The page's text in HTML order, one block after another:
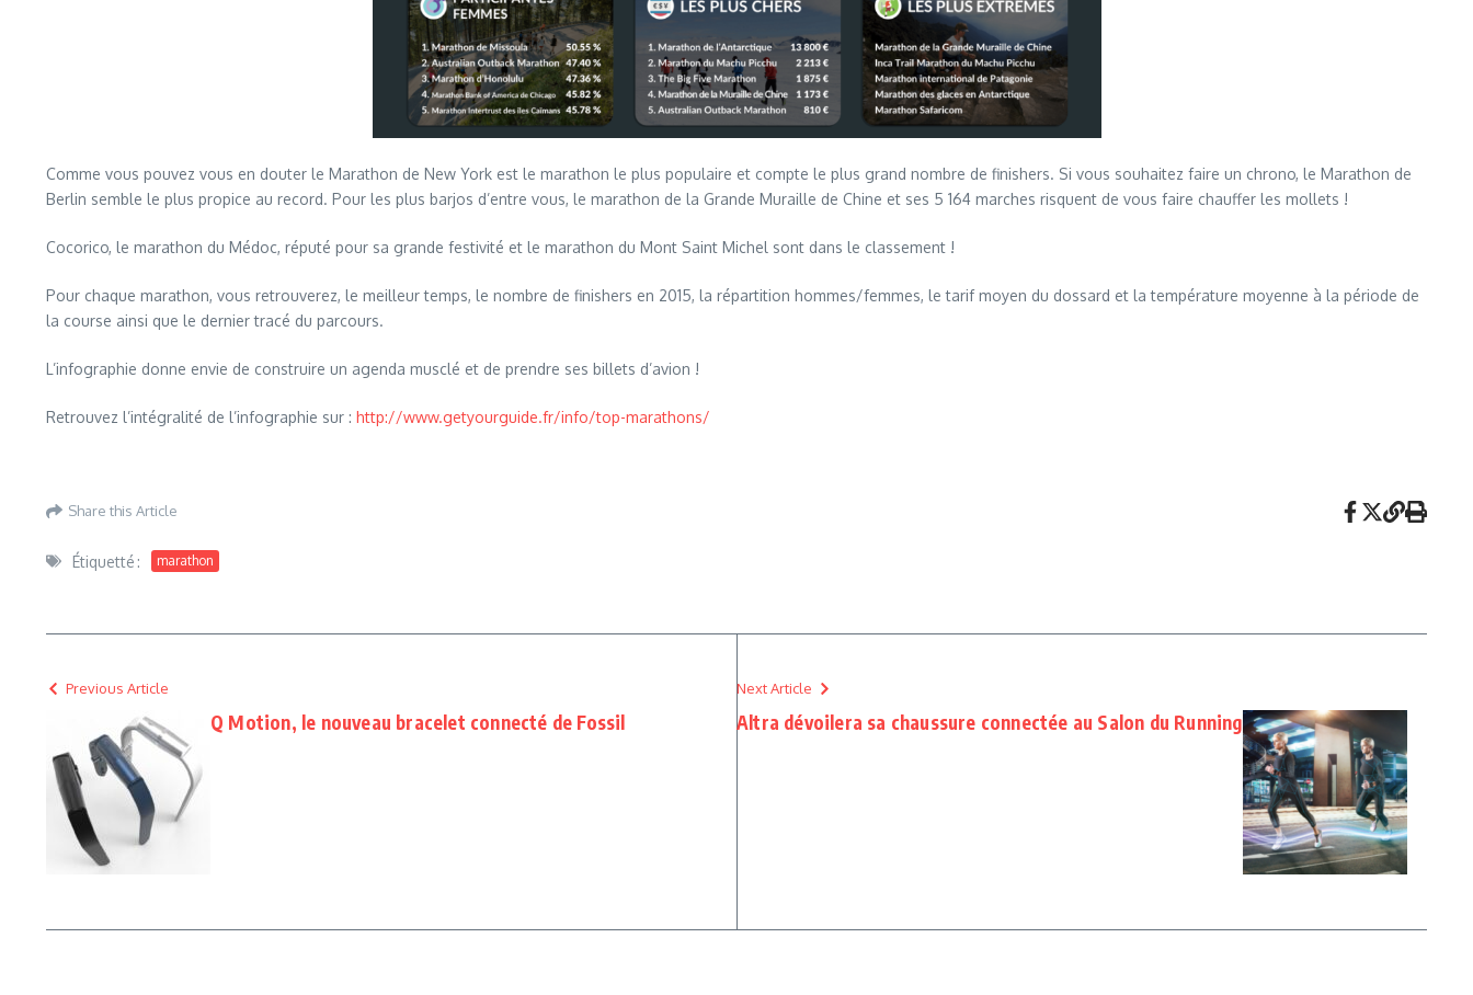
Comme vous pouvez vous en douter le Marathon de New York est le marathon le plus populaire et compte le plus grand nombre de finishers. Si vous souhaitez faire un chrono, le Marathon de
Berlin semble le plus propice au record. Pour les plus barjos d’entre vous, le marathon de la Grande Muraille de Chine et ses 5 164 marches risquent de vous faire chauffer les mollets !
Cocorico, le marathon du Médoc, réputé pour sa grande festivité et le marathon du Mont Saint Michel sont dans le classement !
Pour chaque marathon, vous retrouverez, le meilleur temps, le nombre de finishers en 2015, la répartition hommes/femmes, le tarif moyen du dossard et la température moyenne à la période de
la course ainsi que le dernier tracé du parcours.
L’infographie donne envie de construire un agenda musclé et de prendre ses billets d’avion !
Retrouvez l’intégralité de l’infographie sur : http://www.getyourguide.fr/info/top-marathons/
Share this Article
Étiquetté : marathon
Previous Article
Q Motion, le nouveau bracelet connecté de Fossil
Next Article
Altra dévoilera sa chaussure connectée au Salon du Running